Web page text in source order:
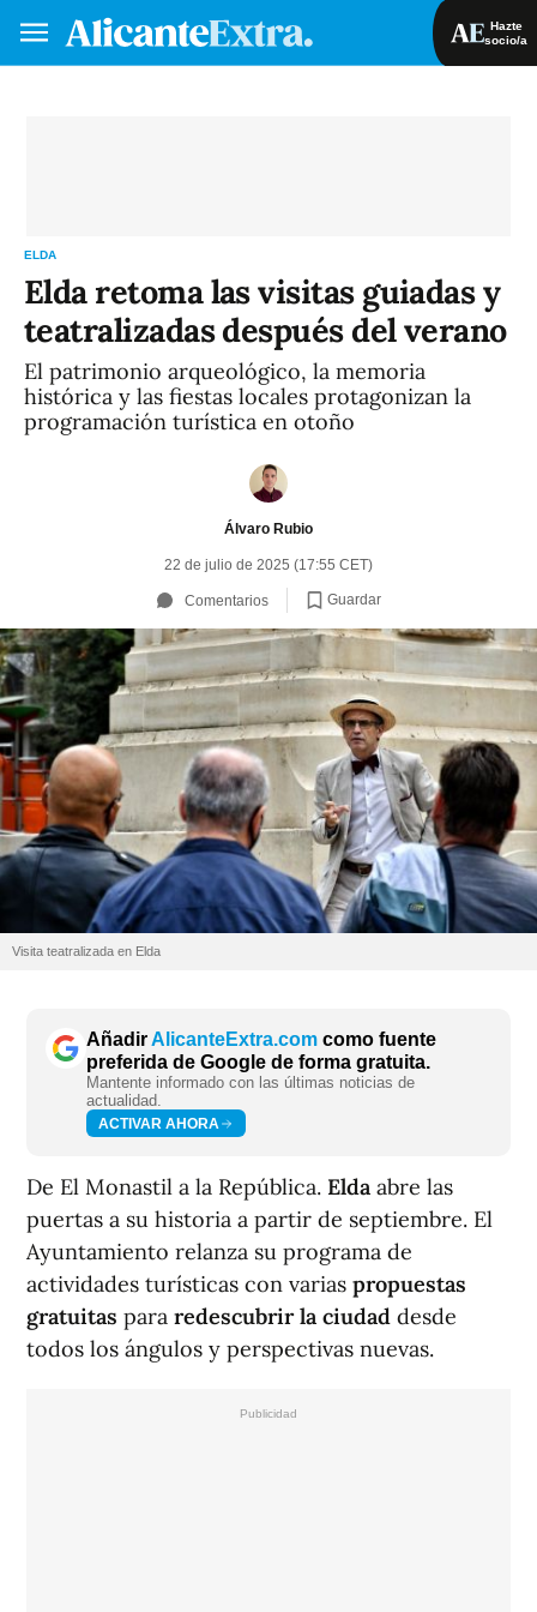
Hazte
socio/a
ELDA
Elda retoma las visitas guiadas y
teatralizadas después del verano
El patrimonio arqueológico, la memoria
histórica y las fiestas locales protagonizan la
programación turística en otoño
Álvaro Rubio
22 de julio de 2025 (17:55 CET)
Comentarios Guardar
Visita teatralizada en Elda
AñadirAlicanteExtra.com como fuente
preferida de Google de forma gratuita.
Mantente informado con las últimas noticias de
actualidad.
ACTIVAR AHORA
De El Monastil a la República. Elda abre las
puertas a su historia a partir de septiembre. El
Ayuntamiento relanza su programa de
actividades turísticas con varias propuestas
gratuitas para redescubrir la ciudad desde
todos los ángulos y perspectivas nuevas.